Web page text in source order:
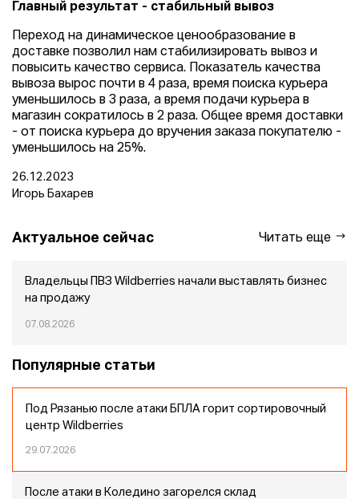
Главный результат - стабильный вывоз
Переход на динамическое ценообразование в
доставке позволил нам стабилизировать вывоз и
повысить качество сервиса. Показатель качества
вывоза вырос почти в 4 раза, время поиска курьера
уменьшилось в 3 раза, а время подачи курьера в
магазин сократилось в 2 раза. Общее время доставки
- от поиска курьера до вручения заказа покупателю -
уменьшилось на 25%.
26.12.2023
Игорь Бахарев
Актуальное сейчас Читать еще
Владельцы ПВЗ Wildberries начали выставлять бизнес
на продажу
07.08.2026
Популярные статьи
Под Рязанью после атаки БПЛА горит сортировочный
центр Wildberries
29.07.2026
После атаки в Коледино загорелся склад